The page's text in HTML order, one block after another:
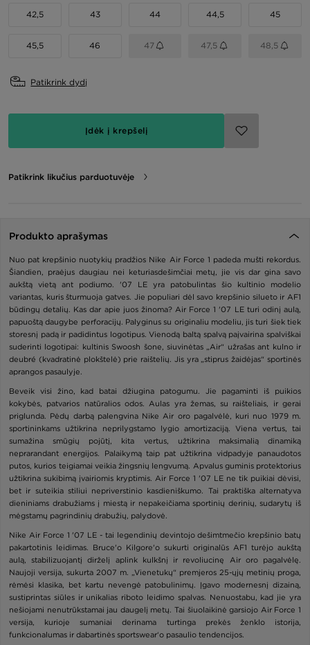
42,5 43 44 44,5 45
45,5 46 47 47,5 48,5
Patikrink dydį
Įdėk į krepšelį
Patikrink likučius parduotuvėje
Produkto aprašymas
Nuo pat krepšinio nuotykių pradžios Nike Air Force 1 padeda mušti rekordus.
Šiandien, praėjus daugiau nei keturiasdešimčiai metų, jie vis dar gina savo
aukštą vietą ant podiumo. '07 LE yra patobulintas šio kultinio modelio
variantas, kuris šturmuoja gatves. Jie populiari dėl savo krepšinio silueto ir AF1
būdingų detalių. Kas dar apie juos žinoma? Air Force 1 '07 LE turi odinį aulą,
papuoštą daugybe perforacijų. Palyginus su originaliu modeliu, jis turi šiek tiek
storesnį padą ir padidintus logotipus. Vienodą baltą spalvą paįvairina spalviškai
suderinti logotipai: kultinis Swoosh šone, siuvinėtas „Air“ užrašas ant kulno ir
deubré (kvadratinė plokštelė) prie raištelių. Jis yra „stiprus žaidėjas“ sportinės
aprangos pasaulyje.
Beveik visi žino, kad batai džiugina patogumu. Jie pagaminti iš puikios
kokybės, patvarios natūralios odos. Aulas yra žemas, su raišteliais, ir gerai
priglunda. Pėdų darbą palengvina Nike Air oro pagalvėlė, kuri nuo 1979 m.
sportininkams užtikrina neprilygstamo lygio amortizaciją. Viena vertus, tai
sumažina smūgių pojūtį, kita vertus, užtikrina maksimalią dinamiką
neprarandant energijos. Palaikymą taip pat užtikrina vidpadyje panaudotos
putos, kurios teigiamai veikia žingsnių lengvumą. Apvalus guminis protektorius
užtikrina sukibimą įvairiomis kryptimis. Air Force 1 '07 LE ne tik puikiai dėvisi,
bet ir suteikia stiliui nepriverstinio kasdieniškumo. Tai praktiška alternatyva
dieniniams drabužiams į miestą ir nepakeičiama sportinių derinių, sudarytų iš
mėgstamų pagrindinių drabužių, palydovė.
Nike Air Force 1 '07 LE - tai legendinių devintojo dešimtmečio krepšinio batų
pakartotinis leidimas. Bruce'o Kilgore'o sukurti originalūs AF1 turėjo aukštą
aulą, stabilizuojantį dirželį aplink kulkšnį ir revoliucinę Air oro pagalvėlę.
Naujoji versija, sukurta 2007 m. „Vienetukų“ premjeros 25-ųjų metinių proga,
rėmėsi klasika, bet kartu nevengė patobulinimų. Įgavo modernesnį dizainą,
sustiprintas siūles ir unikalias riboto leidimo spalvas. Nenuostabu, kad jie yra
nešiojami nenutrūkstamai jau daugelį metų. Tai šiuolaikinė garsiojo Air Force 1
versija, kurioje sumaniai derinama turtinga prekės ženklo istorija,
funkcionalumas ir dabartinės sportswear‘o pasaulio tendencijos.